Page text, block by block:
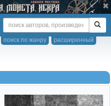
расширенный
поиск по жанру